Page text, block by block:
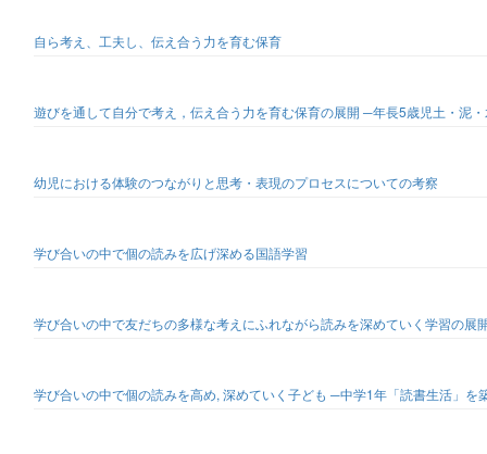
自ら考え、工夫し、伝え合う力を育む保育
遊びを通して自分で考え，伝え合う力を育む保育の展開 ─年長5歳児土・泥
幼児における体験のつながりと思考・表現のプロセスについての考察
学び合いの中で個の読みを広げ深める国語学習
学び合いの中で友だちの多様な考えにふれながら読みを深めていく学習の
学び合いの中で個の読みを高め, 深めていく子ども ─中学1年「読書生活」を